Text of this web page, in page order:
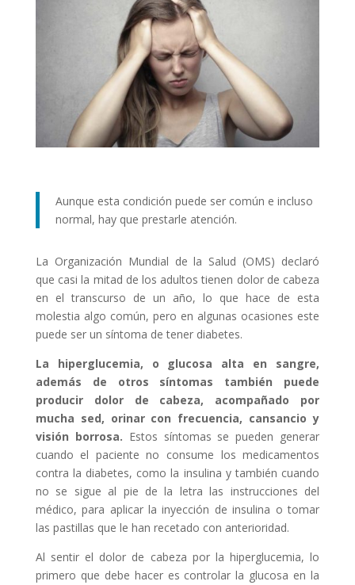
Aunque esta condición puede ser común e incluso
normal, hay que prestarle atención.
La Organización Mundial de la Salud (OMS) declaró
que casi la mitad de los adultos tienen dolor de cabeza
en el transcurso de un año, lo que hace de esta
molestia algo común, pero en algunas ocasiones este
puede ser un síntoma de tener diabetes.
La hiperglucemia, o glucosa alta en sangre,
además de otros síntomas también puede
producir dolor de cabeza, acompañado por
mucha sed, orinar con frecuencia, cansancio y
visión borrosa. Estos síntomas se pueden generar
cuando el paciente no consume los medicamentos
contra la diabetes, como la insulina y también cuando
no se sigue al pie de la letra las instrucciones del
médico, para aplicar la inyección de insulina o tomar
las pastillas que le han recetado con anterioridad.
Al sentir el dolor de cabeza por la hiperglucemia, lo
primero que debe hacer es controlar la glucosa en la